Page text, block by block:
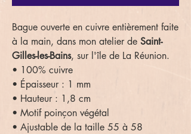
Bague ouverte en cuivre entièrement faite
à la main, dans mon atelier de Saint-
Gilles-les-Bains, sur l'île de La Réunion.
• 100% cuivre
• Épaisseur : 1 mm
• Hauteur : 1,8 cm
• Motif poinçon végétal
• Ajustable de la taille 55 à 58